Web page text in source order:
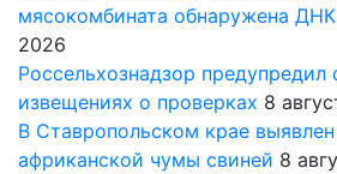
мясокомбината обнаружена
2026
Россельхознадзор предупредил
извещениях о проверках 8
В Ставропольском крае
африканской чумы свиней 8